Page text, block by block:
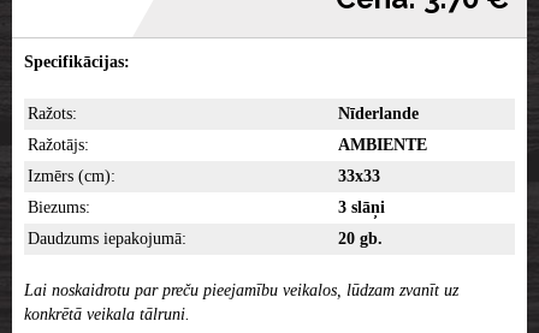
Specifikācijas:
Ražots:
Nīderlande
Ražotājs:
AMBIENTE
Izmērs (cm):
33x33
Biezums:
3 slāņi
Daudzums iepakojumā:
20 gb.
Lai noskaidrotu par preču pieejamību veikalos, lūdzam zvanīt uz
konkrētā veikala tālruni.